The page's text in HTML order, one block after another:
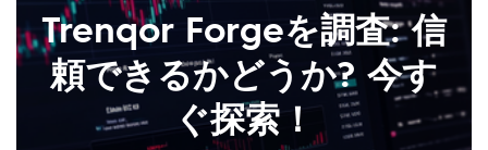
Trenqor Forgeを調査: 信
頼できるかどうか? 今す
ぐ探索！